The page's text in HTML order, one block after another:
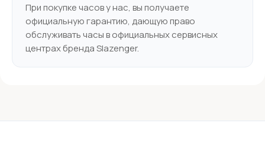
При покупке часов у нас, вы получаете
официальную гарантию, дающую право
обслуживать часы в официальных сервисных
центрах бренда Slazenger.